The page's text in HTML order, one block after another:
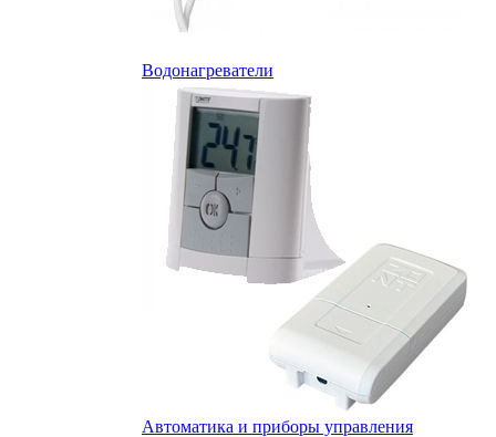
Водонагреватели
Автоматика и приборы управления